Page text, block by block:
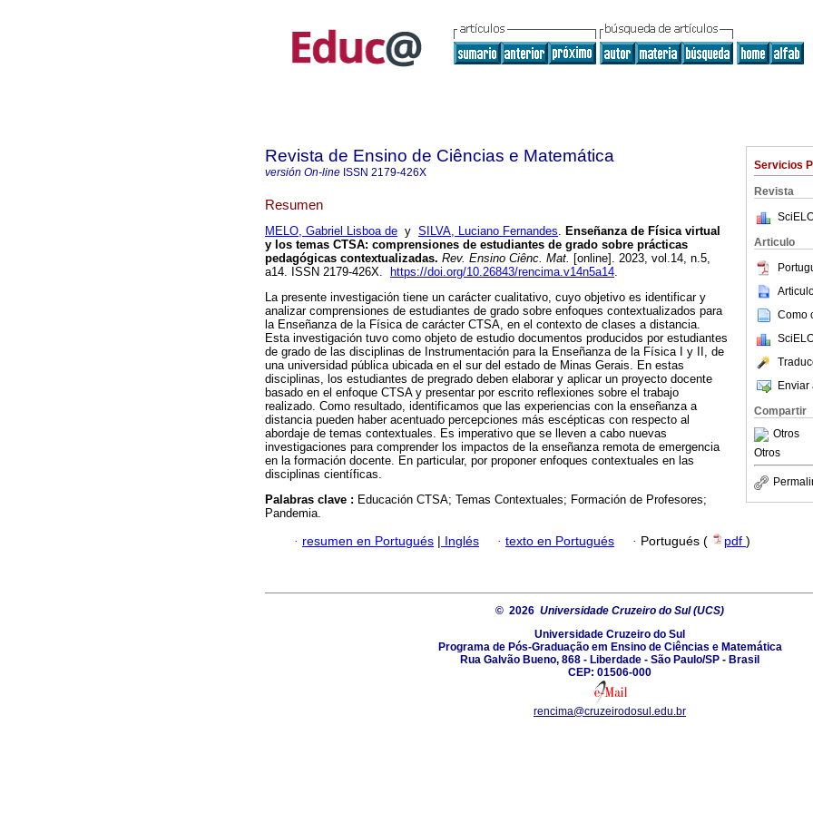
Servicios
Revista
Articulo
Como
Enviar
Compartir
Otros
Otros
Revista de Ensino de Ciências e Matemática
versión On-line ISSN 2179-426X
Resumen
MELO, Gabriel Lisboa de y SILVA, Luciano Fernandes. Enseñanza de Física virtual
y los temas CTSA: comprensiones de estudiantes de grado sobre prácticas
pedagógicas contextualizadas. Rev. Ensino Ciênc. Mat. [online]. 2023, vol.14, n.5,
a14. ISSN 2179-426X.
https://doi.org/10.26843/rencima.v14n5a14.
La presente investigación tiene un carácter cualitativo, cuyo objetivo es identificar y
analizar comprensiones de estudiantes de grado sobre enfoques contextualizados para
la Enseñanza de la Física de carácter CTSA, en el contexto de clases a distancia.
Esta investigación tuvo como objeto de estudio documentos producidos por estudiantes
de grado de las disciplinas de Instrumentación para la Enseñanza de la Física I y II, de
una universidad pública ubicada en el sur del estado de Minas Gerais. En estas
disciplinas, los estudiantes de pregrado deben elaborar y aplicar un proyecto docente
basado en el enfoque CTSA y presentar por escrito reflexiones sobre el trabajo
realizado. Como resultado, identificamos que las experiencias con la enseñanza a
distancia pueden haber acentuado percepciones más escépticas con respecto al
abordaje de temas contextuales. Es imperativo que se lleven a cabo nuevas
investigaciones para comprender los impactos de la enseñanza remota de emergencia
en la formación docente. En particular, por proponer enfoques contextuales en las
disciplinas científicas.
Palabras clave : Educación CTSA; Temas Contextuales; Formación de Profesores;
Pandemia.
· resumen en Portugués | Inglés · texto en Portugués · Portugués ( pdf )
© 2026 Universidade Cruzeiro do Sul (UCS)
Universidade Cruzeiro do Sul
Programa de Pós-Graduação em Ensino de Ciências e Matemática
Rua Galvão Bueno, 868 - Liberdade - São Paulo/SP - Brasil
CEP: 01506-000
rencima@cruzeirodosul.edu.br